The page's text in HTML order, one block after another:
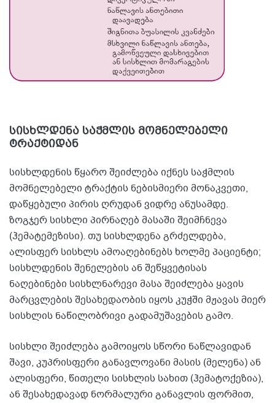
სისხლდენა საჭმლის მომნელებელი
ტრაქტიდან
სისხლდენის წყარო შეიძლება იქნეს საჭმლის
მომნელებელი ტრაქტის ნებისმიერი მონაკვეთი,
დაწყებული პირის ღრუდან ვიდრე ანუსამდე.
ზოგჯერ სისხლი პირნაღებ მასაში შეიმჩნევა
(ჰემატემეზისი). თუ სისხლდენა გრძელდება,
ალისფერ სისხლს ამოაღებინებს ხოლმე პაციენტი;
სისხლდენის შენელების ან შეწყვეტისას
ნაღებინები სისხლნარევი მასა შეიძლება ყავის
მარცვლების შესახედაობის იყოს კუჭში მჟავას მიერ
სისხლის ნაწილობრივი გადამუშავების გამო.
სისხლი შეიძლება გამოიყოს სწორი ნაწლავიდან
შავი, კუპრისფერი განავლოვანი მასის (მელენა) ან
ალისფერი, წითელი სისხლის სახით (ჰემატოქეზია),
ან შესახედავად ნორმალური განავლის ფორმით,